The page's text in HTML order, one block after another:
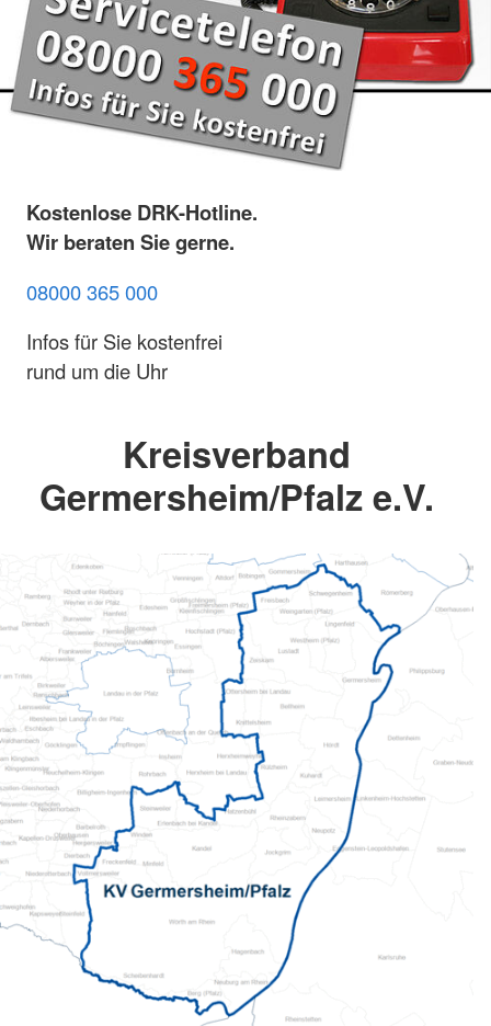
Kostenlose DRK-Hotline.
Wir beraten Sie gerne.
08000 365 000
Infos für Sie kostenfrei
rund um die Uhr
Kreisverband
Germersheim/Pfalz e.V.